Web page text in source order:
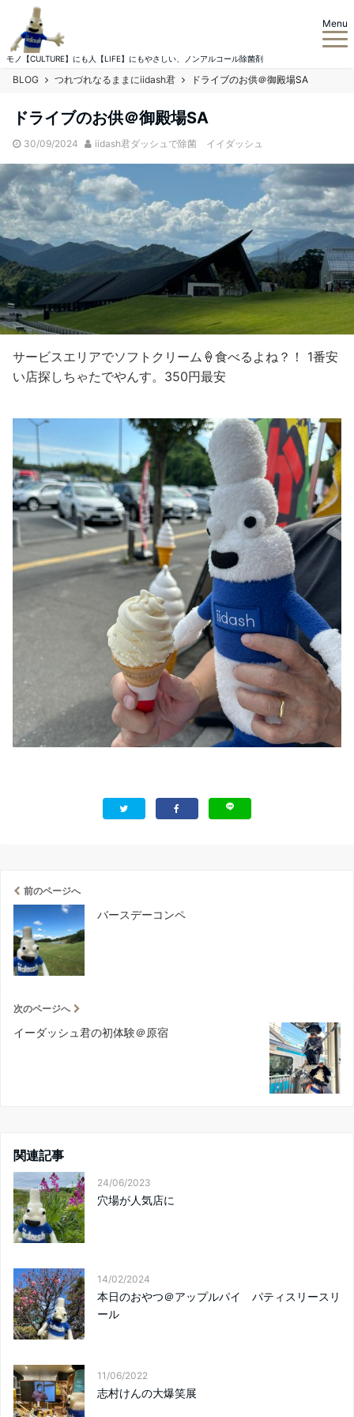
モノ【CULTURE】にも人【LIFE】にもやさしい、ノンアルコール除菌剤
Menu
BLOG つれづれなるままにiidash君 ドライブのお供＠御殿場SA
ドライブのお供＠御殿場SA
30/09/2024 iidash君ダッシュで除菌 イイダッシュ
サービスエリアでソフトクリーム🍦食べるよね？！ 1番安
い店探しちゃたでやんす。350円最安
前のページへ
バースデーコンペ
次のページへ
イーダッシュ君の初体験＠原宿
関連記事
24/06/2023
穴場が人気店に
14/02/2024
本日のおやつ＠アップルパイ パティスリースリ
ール
11/06/2022
志村けんの大爆笑展